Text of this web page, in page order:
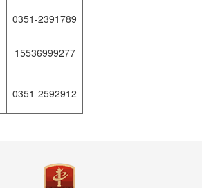
0351-2391789
15536999277
0351-2592912